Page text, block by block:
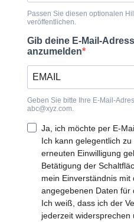
Passen Sie diesen optionalen
veröffentlichen.
Gib deine E-Mail-
anzumelden
Geben Sie bitte Ihre E-Mail-
abc@xyz.com.
Ja, ich möchte per E-
Ich kann gelegentlich
erneuten Einwilligung
Betätigung der
mein Einverständnis
angegebenen Daten für
Ich weiß, dass ich der
jederzeit widersprechen